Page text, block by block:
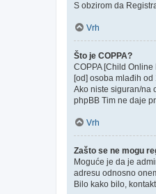
S obzirom da
Vrh
Što je COPPA?
COPPA [Child
[od] osoba mlađih
Ako niste siguran/na
phpBB Tim ne daje
Vrh
Zašto se ne mogu
Moguće je da je
adresu odnosno
Bilo kako bilo,